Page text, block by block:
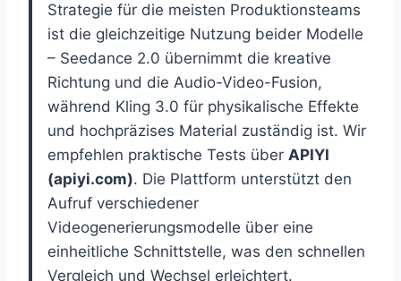
Strategie für die meisten Produktionsteams
ist die gleichzeitige Nutzung beider Modelle
– Seedance 2.0 übernimmt die kreative
Richtung und die Audio-Video-Fusion,
während Kling 3.0 für physikalische Effekte
und hochpräzises Material zuständig ist. Wir
empfehlen praktische Tests über APIYI
(apiyi.com). Die Plattform unterstützt den
Aufruf verschiedener
Videogenerierungsmodelle über eine
einheitliche Schnittstelle, was den schnellen
Vergleich und Wechsel erleichtert.